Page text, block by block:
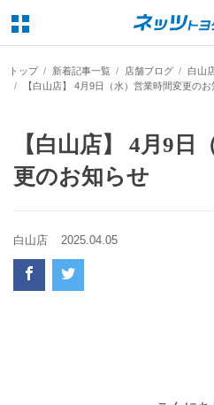
トップ 新着記事一覧 店舗ブログ
白山
【白山店】 4月9日（水）営業時間変更の
【白山店】 4月9日
更のお知らせ
白山店 2025.04.05